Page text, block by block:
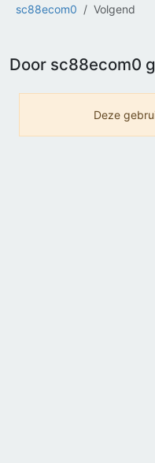
sc88ecom0 Volgend
Door sc88ecom0
Deze